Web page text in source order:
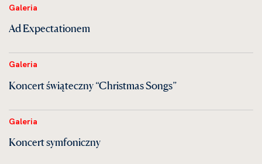
Galeria
Ad Expectationem
Galeria
Koncert świąteczny “Christmas Songs”
Galeria
Koncert symfoniczny